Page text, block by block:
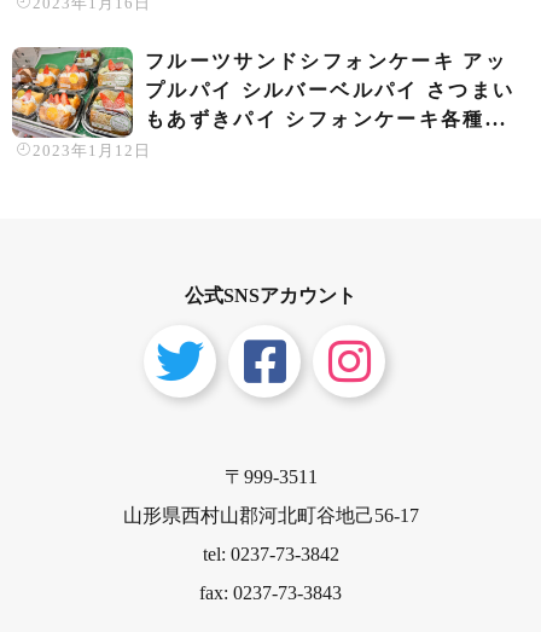
フルーツサンドシフォンケーキ アッ
プルパイ シルバーベルパイ さつまい
もあずきパイ シフォンケーキ各種...
2023年1月12日
公式SNSアカウント
〒999-3511
山形県西村山郡河北町谷地己56-17
tel: 0237-73-3842
fax: 0237-73-3843